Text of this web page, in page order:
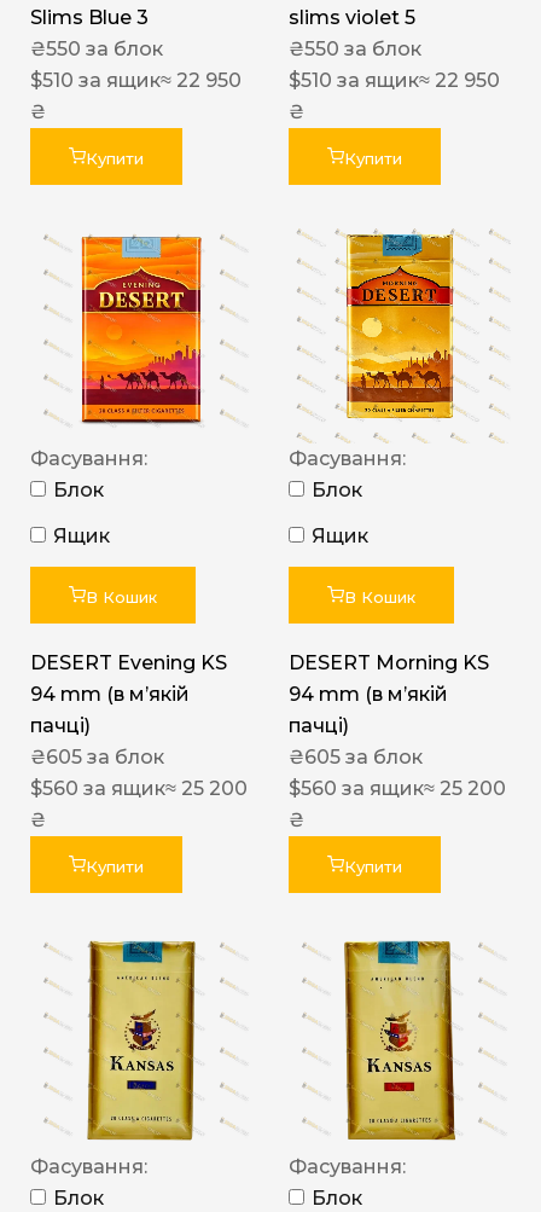
Slims Blue 3
₴550 за блок
$510 за ящик≈ 22 950
₴
Купити
slims violet 5
₴550 за блок
$510 за ящик≈ 22 950
₴
Купити
Фасування:
Блок
Ящик
В Кошик
DESERT Evening KS
94 mm (в мʼякій
пачці)
₴605 за блок
$560 за ящик≈ 25 200
₴
Купити
Фасування:
Блок
Ящик
В Кошик
DESERT Morning KS
94 mm (в мʼякій
пачці)
₴605 за блок
$560 за ящик≈ 25 200
₴
Купити
Фасування:
Блок
Фасування:
Блок